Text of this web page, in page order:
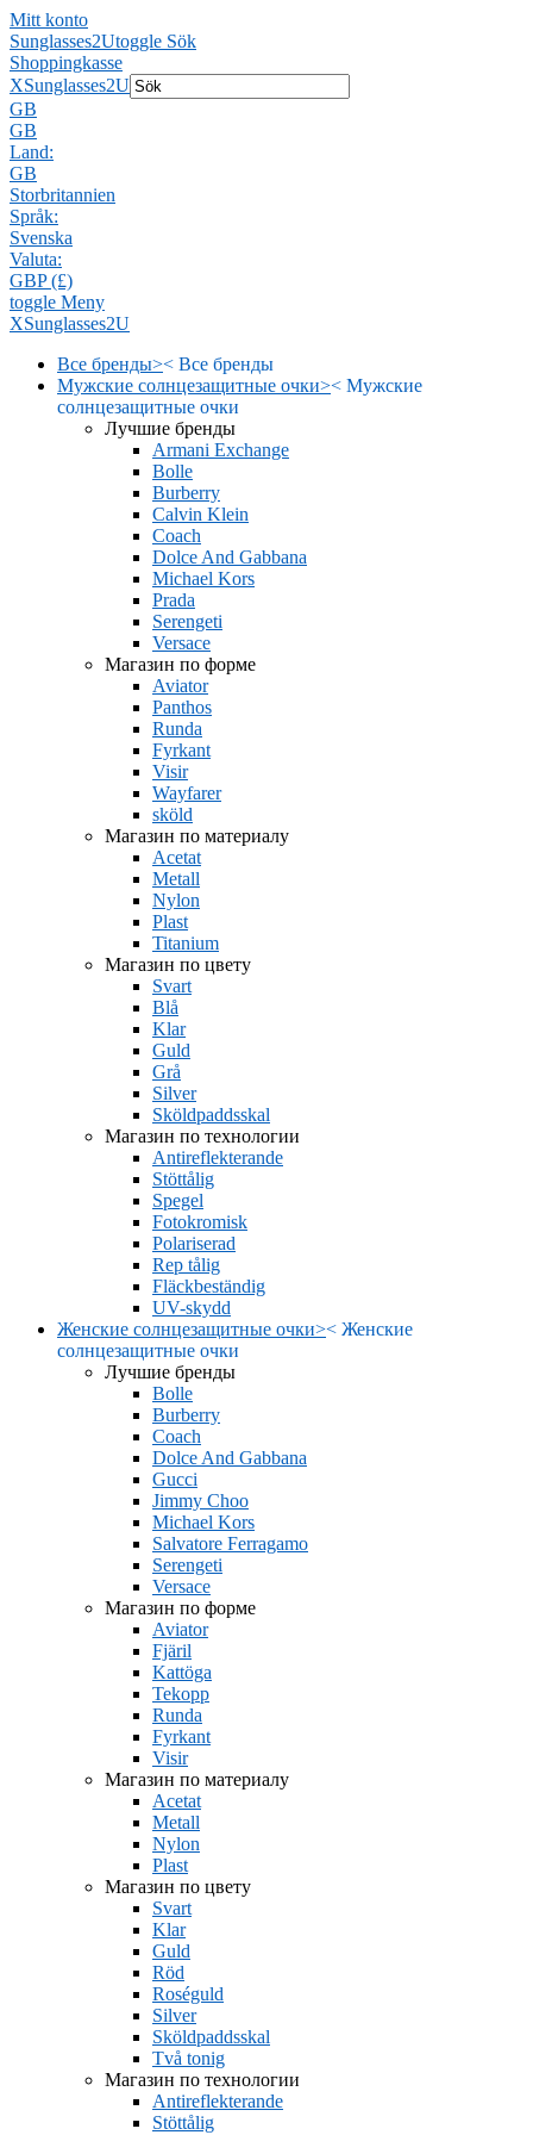
Mitt konto
Sunglasses2Utoggle Sök
Shoppingkasse
XSunglasses2U
GB
GB
Land:
GB
Storbritannien
Språk:
Svenska
Valuta:
GBP (£)
toggle Meny
XSunglasses2U
Все бренды>< Все бренды
Мужские солнцезащитные очки>< Мужские
солнцезащитные очки
Лучшие бренды
Armani Exchange
Bolle
Burberry
Calvin Klein
Coach
Dolce And Gabbana
Michael Kors
Prada
Serengeti
Versace
Магазин по форме
Aviator
Panthos
Runda
Fyrkant
Visir
Wayfarer
sköld
Магазин по материалу
Acetat
Metall
Nylon
Plast
Titanium
Магазин по цвету
Svart
Blå
Klar
Guld
Grå
Silver
Sköldpaddsskal
Магазин по технологии
Antireflekterande
Stöttålig
Spegel
Fotokromisk
Polariserad
Rep tålig
Fläckbeständig
UV-skydd
Женские солнцезащитные очки>< Женские
солнцезащитные очки
Лучшие бренды
Bolle
Burberry
Coach
Dolce And Gabbana
Gucci
Jimmy Choo
Michael Kors
Salvatore Ferragamo
Serengeti
Versace
Магазин по форме
Aviator
Fjäril
Kattöga
Tekopp
Runda
Fyrkant
Visir
Магазин по материалу
Acetat
Metall
Nylon
Plast
Магазин по цвету
Svart
Klar
Guld
Röd
Roséguld
Silver
Sköldpaddsskal
Två tonig
Магазин по технологии
Antireflekterande
Stöttålig